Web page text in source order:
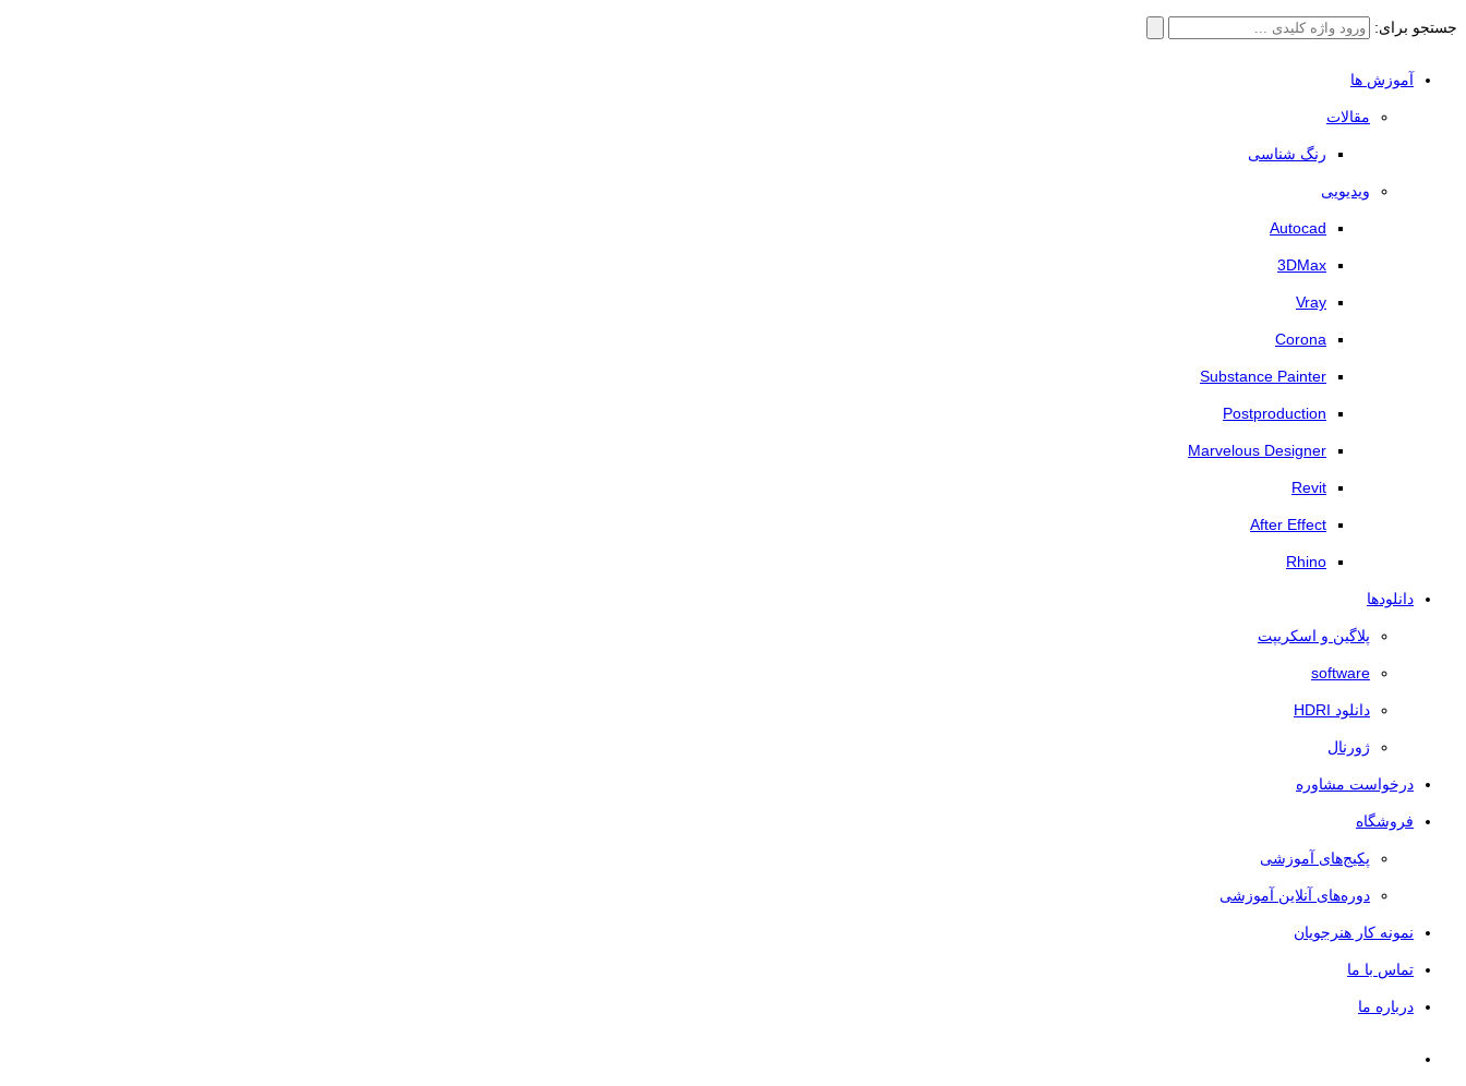
جستجو برای:
آموزش ها
مقالات
رنگ شناسی
ویدیویی
Autocad
3DMax
Vray
Corona
Substance Painter
Postproduction
Marvelous Designer
Revit
After Effect
Rhino
دانلودها
پلاگین و اسکریپت
software
دانلود HDRI
ژورنال
درخواست مشاوره
فروشگاه
پکیج‌های آموزشی
دوره‌های آنلاین آموزشی
نمونه کار هنرجویان
تماس با ما
درباره ما